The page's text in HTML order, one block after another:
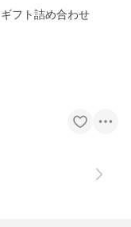
クレメ ポーチアソート ギフト詰め合わせ